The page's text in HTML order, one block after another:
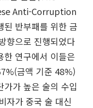
Anti-Corruption
반부패를 위한 금
향으로 진행되었다
한 연구에서 이들은
금액 기준 48%)
가 높은 술의 수입
자가 중국 술 대신